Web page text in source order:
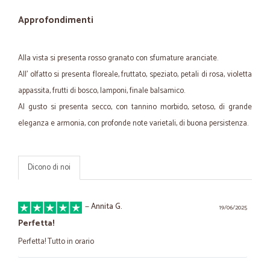
Approfondimenti
Alla vista si presenta rosso granato con sfumature aranciate.
All' olfatto si presenta floreale, fruttato, speziato, petali di rosa, violetta
appassita, frutti di bosco, lamponi, finale balsamico.
Al gusto si presenta secco, con tannino morbido, setoso, di grande
eleganza e armonia, con profonde note varietali, di buona persistenza.
Dicono di noi
19/06/2025
—Annita G.
Perfetta!
Perfetta! Tutto in orario